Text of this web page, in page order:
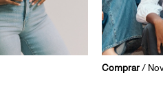
Comprar/